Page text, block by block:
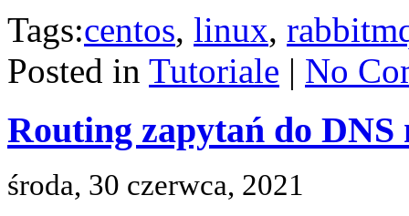
Tags:centos, linux,
Posted in Tutoriale | No
Routing zapytań do DNS
środa, 30 czerwca, 2021